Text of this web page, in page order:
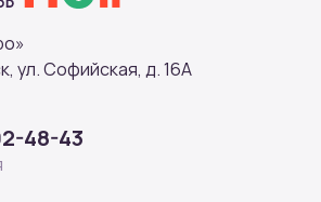
ул. Софийская, д. 16А
48-43